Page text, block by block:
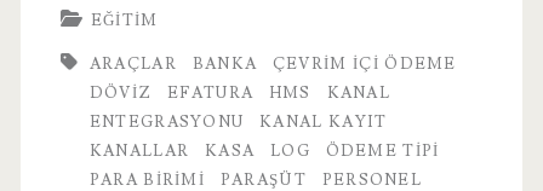
EĞITIM
ARAÇLAR BANKA
ÇEVRIM IÇI ÖDEME
DÖVIZ
EFATURA HMS
KANAL
ENTEGRASYONU
KANAL KAYIT
KANALLAR
KASA LOG
ÖDEME TIPI
PARA BIRIMI
PARAŞÜT
PERSONEL